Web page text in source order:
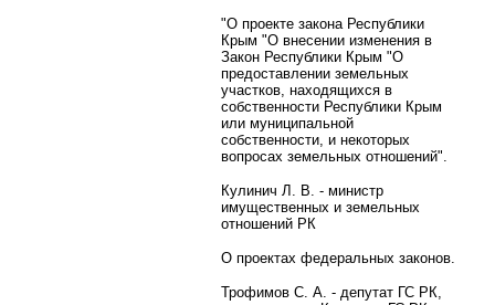
"О проекте закона Республики
Крым "О внесении изменения в
Закон Республики Крым "О
предоставлении земельных
участков, находящихся в
собственности Республики Крым
или муниципальной
собственности, и некоторых
вопросах земельных отношений".
Кулинич Л. В. - министр
имущественных и земельных
отношений РК
О проектах федеральных законов.
Трофимов С. А. - депутат ГС РК,